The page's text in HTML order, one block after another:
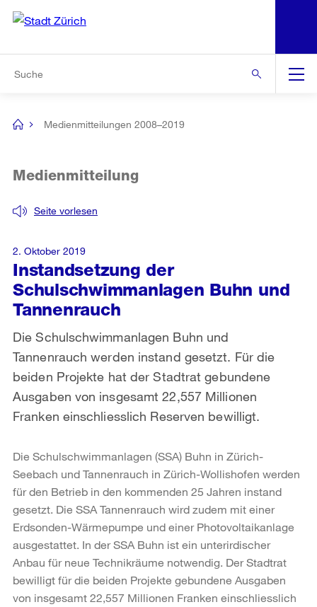
Navigation
[no
Medienmitteilungen 2008–2019
Instandsetzung der
Schulschwimmanlagen Buhn und
Tannenrauch
Seite vorlesen
Medienmitteilung
Die Schulschwimmanlagen Buhn und
Tannenrauch werden instand gesetzt. Für die
beiden Projekte hat der Stadtrat gebundene
Ausgaben von insgesamt 22,557 Millionen
Franken einschliesslich Reserven bewilligt.
2. Oktober 2019
Die Schulschwimmanlagen (SSA) Buhn in Zürich-
Seebach und Tannenrauch in Zürich-Wollishofen werden
für den Betrieb in den kommenden 25 Jahren instand
gesetzt. Die SSA Tannenrauch wird zudem mit einer
Erdsonden-Wärmepumpe und einer Photovoltaikanlage
ausgestattet. In der SSA Buhn ist ein unterirdischer
Anbau für neue Technikräume notwendig. Der Stadtrat
bewilligt für die beiden Projekte gebundene Ausgaben
von insgesamt 22,557 Millionen Franken einschliesslich